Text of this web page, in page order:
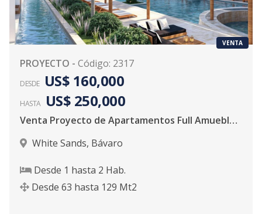
VENTA
PROYECTO - Código: 2317
DESDE US$ 160,000
HASTA US$ 250,000
Venta Proyecto de Apartamentos Full Amueblados en Punta Cana
White Sands, Bávaro
Desde 1 hasta 2 Hab.
Desde 63 hasta 129 Mt2